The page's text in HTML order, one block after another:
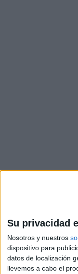
Su privacidad
Nosotros y nuestros
dispositivo para
datos de localización
llevemos a cabo el